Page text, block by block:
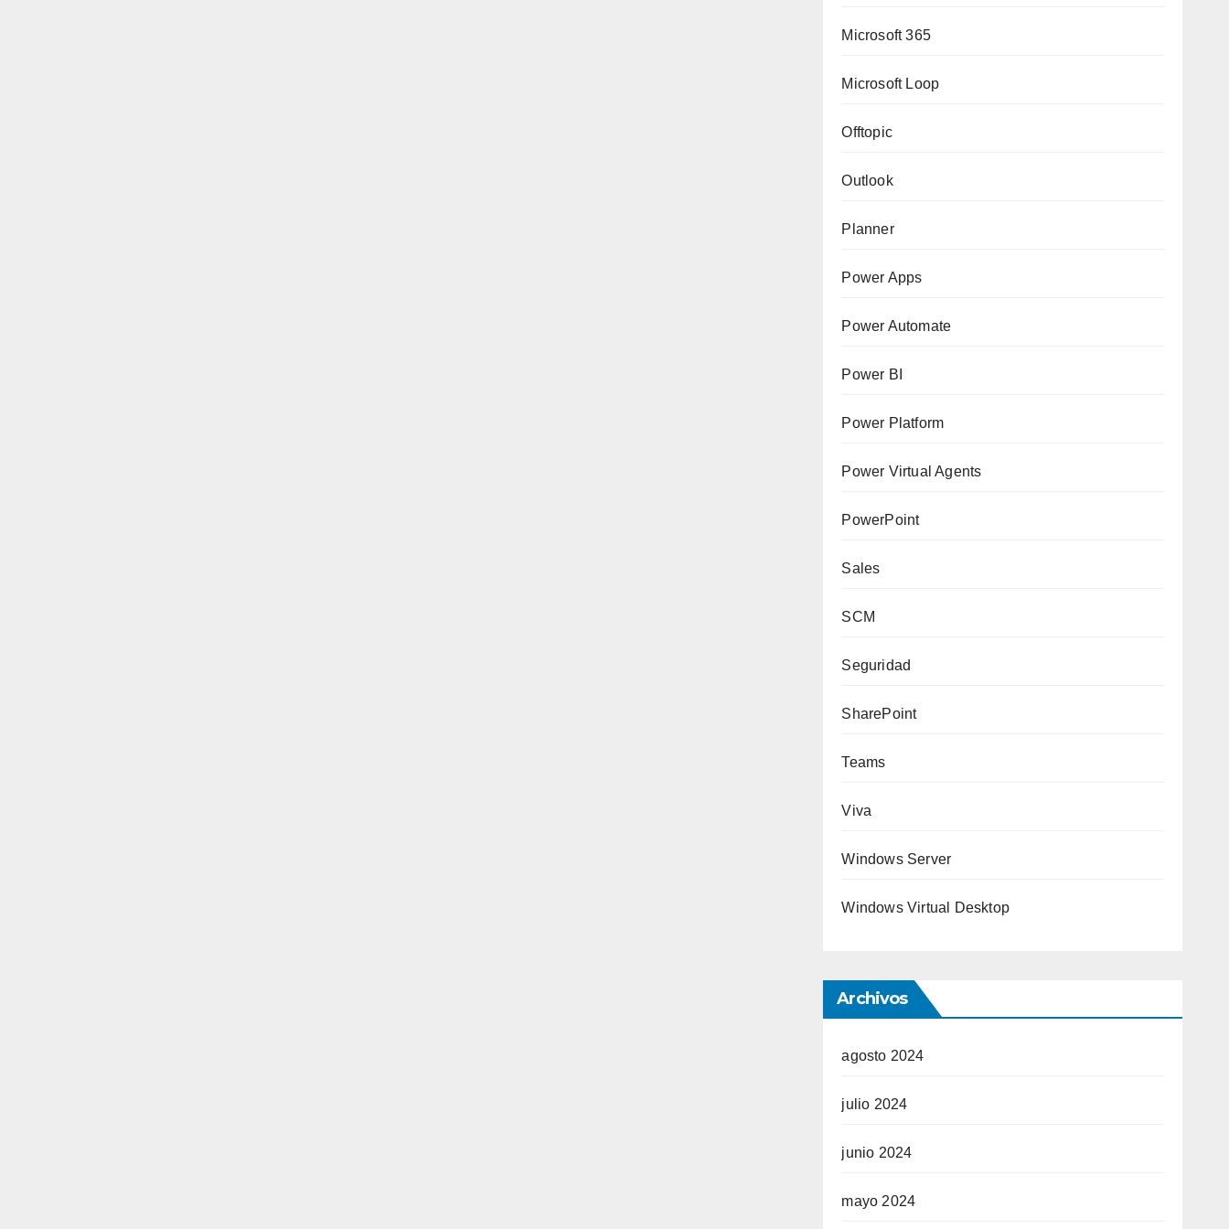
Microsoft 365
Microsoft Loop
Offtopic
Outlook
Planner
Power Apps
Power Automate
Power BI
Power Platform
Power Virtual Agents
PowerPoint
Sales
SCM
Seguridad
SharePoint
Teams
Viva
Windows Server
Windows Virtual Desktop
Archivos
agosto 2024
julio 2024
junio 2024
mayo 2024